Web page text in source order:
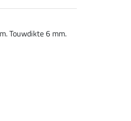
Touwdikte 6 mm.